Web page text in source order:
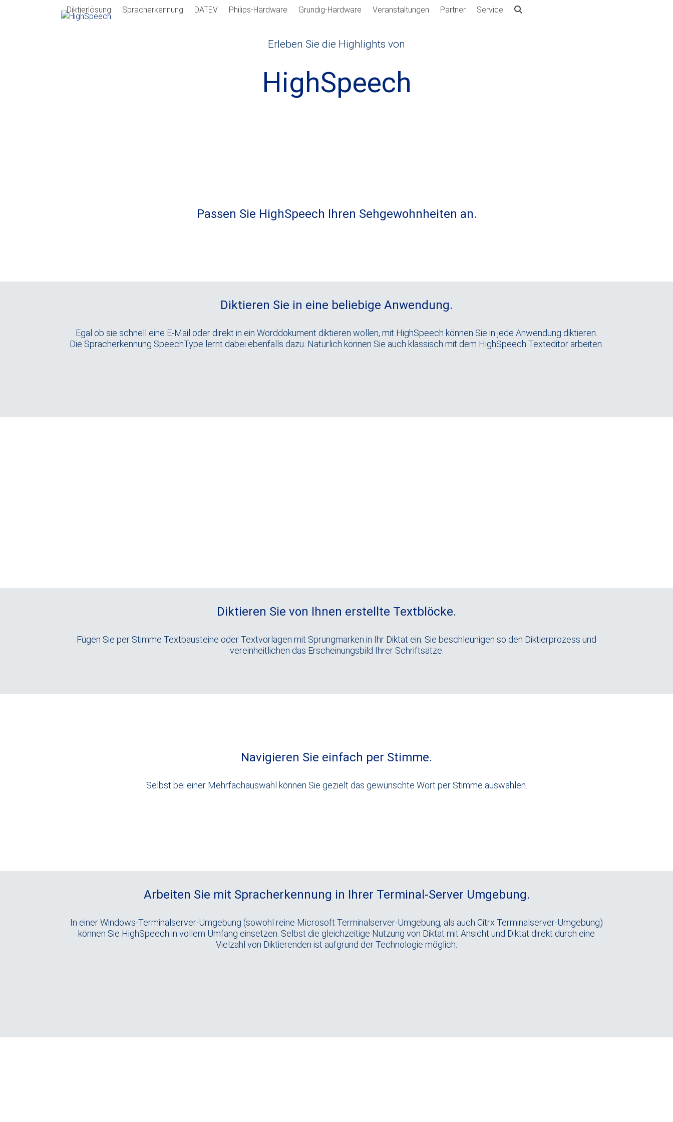
Diktierlösung Spracherkennung DATEV Philips-Hardware Grundig-Hardware Veranstaltungen Partner Service
Erleben Sie die Highlights von
HighSpeech
Passen Sie HighSpeech Ihren Sehgewohnheiten an.
Diktieren Sie in eine beliebige Anwendung.
Egal ob sie schnell eine E-Mail oder direkt in ein Worddokument diktieren wollen, mit HighSpeech können Sie in jede Anwendung diktieren.
Die Spracherkennung SpeechType lernt dabei ebenfalls dazu. Natürlich können Sie auch klassisch mit dem HighSpeech Texteditor arbeiten.
Diktieren Sie von Ihnen erstellte Textblöcke.
Fügen Sie per Stimme Textbausteine oder Textvorlagen mit Sprungmarken in Ihr Diktat ein. Sie beschleunigen so den Diktierprozess und
vereinheitlichen das Erscheinungsbild Ihrer Schriftsätze.
Navigieren Sie einfach per Stimme.
Selbst bei einer Mehrfachauswahl können Sie gezielt das gewünschte Wort per Stimme auswählen.
Arbeiten Sie mit Spracherkennung in Ihrer Terminal-Server Umgebung.
In einer Windows-Terminalserver-Umgebung (sowohl reine Microsoft Terminalserver-Umgebung, als auch Citrx Terminalserver-Umgebung)
können Sie HighSpeech in vollem Umfang einsetzen. Selbst die gleichzeitige Nutzung von Diktat mit Ansicht und Diktat direkt durch eine
Vielzahl von Diktierenden ist aufgrund der Technologie möglich.